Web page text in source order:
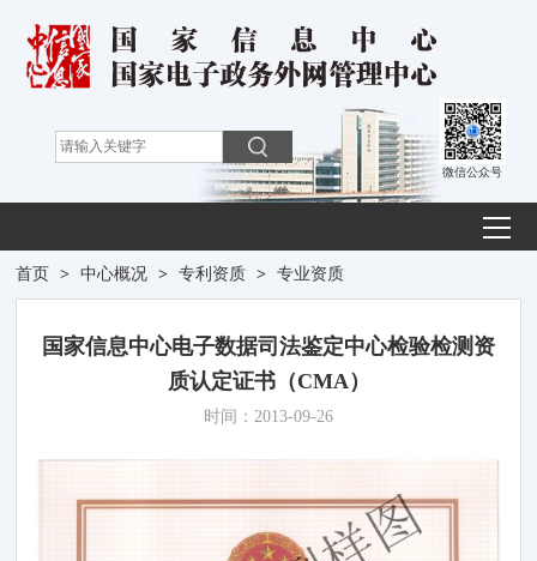
微信公众号
首页 > 中心概况 > 专利资质 > 专业资质
国家信息中心电子数据司法鉴定中心检验检测资
质认定证书（CMA）
时间：2013-09-26